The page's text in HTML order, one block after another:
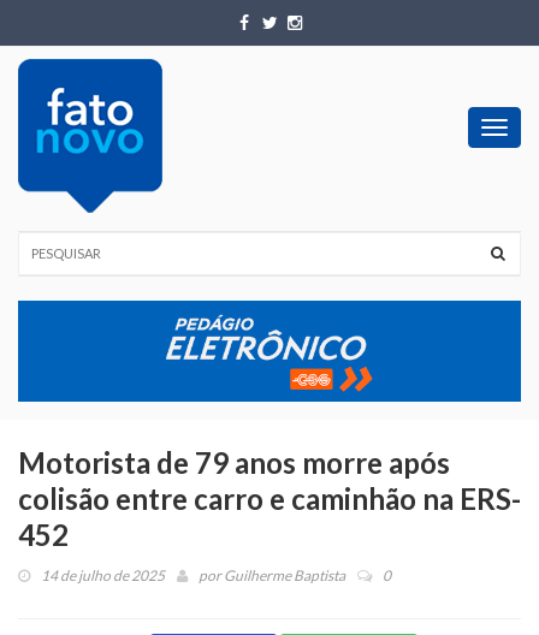
Motorista de 79 anos morre após
colisão entre carro e caminhão na ERS-
452
14 de julho de 2025 porGuilherme Baptista 0